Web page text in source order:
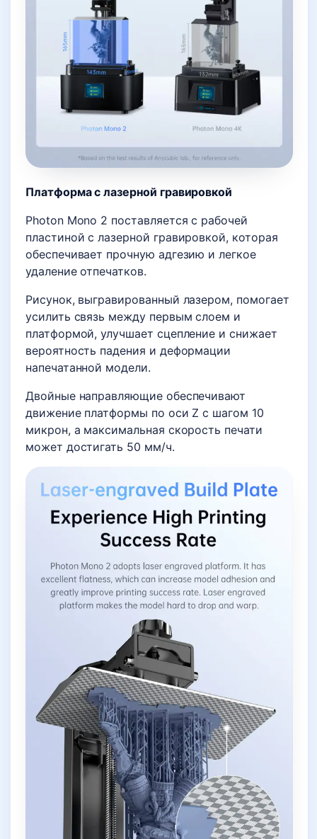
Платформа с лазерной гравировкой
Photon Mono 2 поставляется с рабочей
пластиной с лазерной гравировкой, которая
обеспечивает прочную адгезию и легкое
удаление отпечатков.
Рисунок, выгравированный лазером, помогает
усилить связь между первым слоем и
платформой, улучшает сцепление и снижает
вероятность падения и деформации
напечатанной модели.
Двойные направляющие обеспечивают
движение платформы по оси Z с шагом 10
микрон, а максимальная скорость печати
может достигать 50 мм/ч.